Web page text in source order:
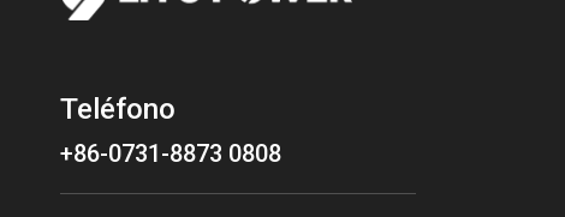
Teléfono
+86-0731-8873 0808